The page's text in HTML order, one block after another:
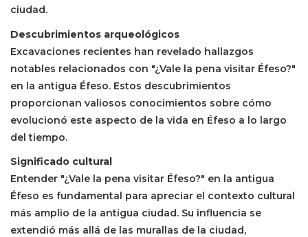
ciudad.
Descubrimientos arqueológicos
Excavaciones recientes han revelado hallazgos
notables relacionados con "¿Vale la pena visitar Éfeso?"
en la antigua Éfeso. Estos descubrimientos
proporcionan valiosos conocimientos sobre cómo
evolucionó este aspecto de la vida en Éfeso a lo largo
del tiempo.
Significado cultural
Entender "¿Vale la pena visitar Éfeso?" en la antigua
Éfeso es fundamental para apreciar el contexto cultural
más amplio de la antigua ciudad. Su influencia se
extendió más allá de las murallas de la ciudad,